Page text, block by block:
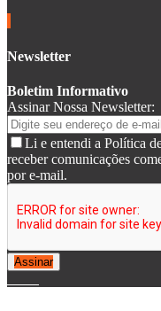
Newsletter
Boletim Informativo
Assinar Nossa Newsletter:
Li e entendi a Política
receber comunicações
por e-mail.
Assinar